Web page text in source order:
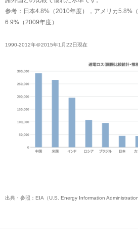
参考：日本4.8%（2010年度），アメリカ5.8%
6.9%（2009年度）
1990-2012年＠2015年1月22日現在
出典・参照：EIA（U.S. Energy Information Administration